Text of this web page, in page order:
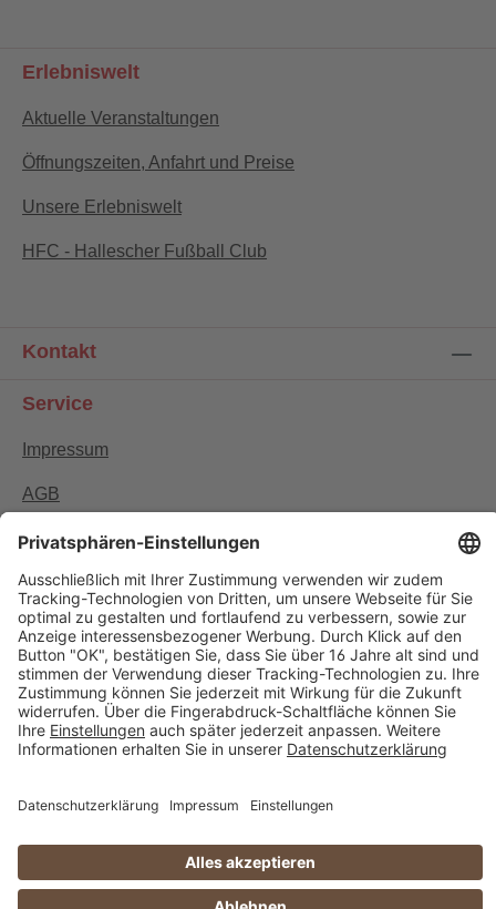
Erlebniswelt
Aktuelle Veranstaltungen
Öffnungszeiten, Anfahrt und Preise
Unsere Erlebniswelt
HFC - Hallescher Fußball Club
Kontakt
Service
Impressum
AGB
Zahlungs-Lieferbedingungen & Widerrufsrecht
Datenschutzerklärung
Newsletter
Widerrufsformular
Copyright © 2006 - 2026 Halloren Vertriebs GmbH. All